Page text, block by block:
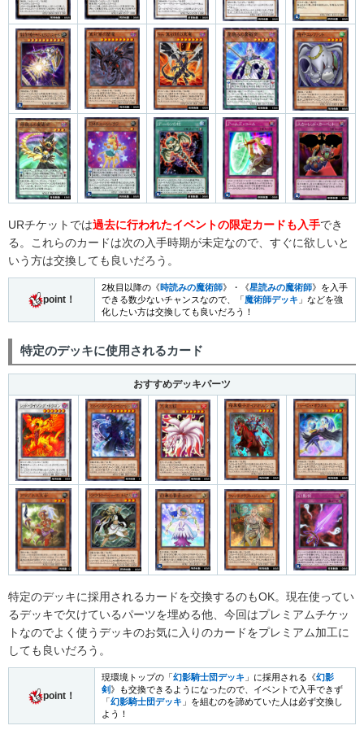
URチケットでは過去に行われたイベントの限定カードも入手でき
る。これらのカードは次の入手時期が未定なので、すぐに欲しいと
いう方は交換しても良いだろう。
point！
2枚目以降の《 時読みの魔術師》・《星読みの魔術師》を入手
できる数少ないチャンスなので、「 魔術師デッキ 」などを強
化したい方は交換しても良いだろう！
特定のデッキに使用されるカード
おすすめデッキパーツ
特定のデッキに採用されるカードを交換するのもOK。現在使ってい
るデッキで欠けているパーツを埋める他、今回はプレミアムチケッ
トなのでよく使うデッキのお気に入りのカードをプレミアム加工に
しても良いだろう。
point！
現環境トップの「 幻影騎士団デッキ 」に採用される《幻影
剣 》も交換できるようになったので、イベントで入手できず
「 幻影騎士団デッキ 」を組むのを諦めていた人は必ず交換し
よう！